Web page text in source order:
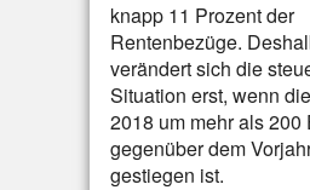
knapp 11 Prozent der
Rentenbezüge.
verändert sich die
Situation erst, wenn
2018 um mehr als 200
gegenüber dem
gestiegen ist.